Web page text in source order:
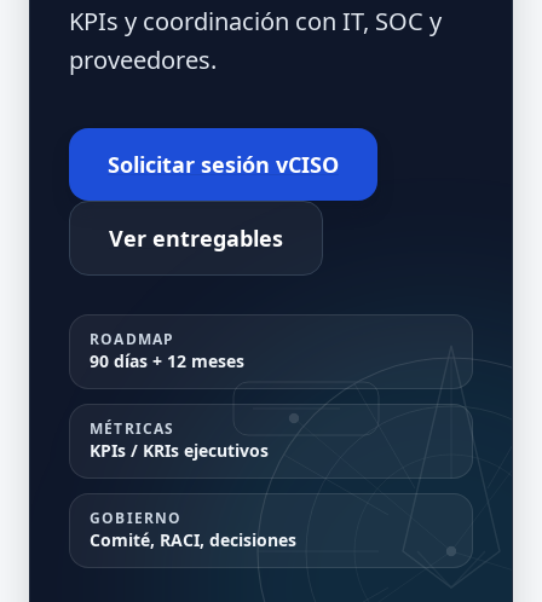
KPIs y coordinación con IT, SOC y
proveedores.
Solicitar sesión vCISO
Ver entregables
ROADMAP
90 días + 12 meses
MÉTRICAS
KPIs / KRIs ejecutivos
GOBIERNO
Comité, RACI, decisiones